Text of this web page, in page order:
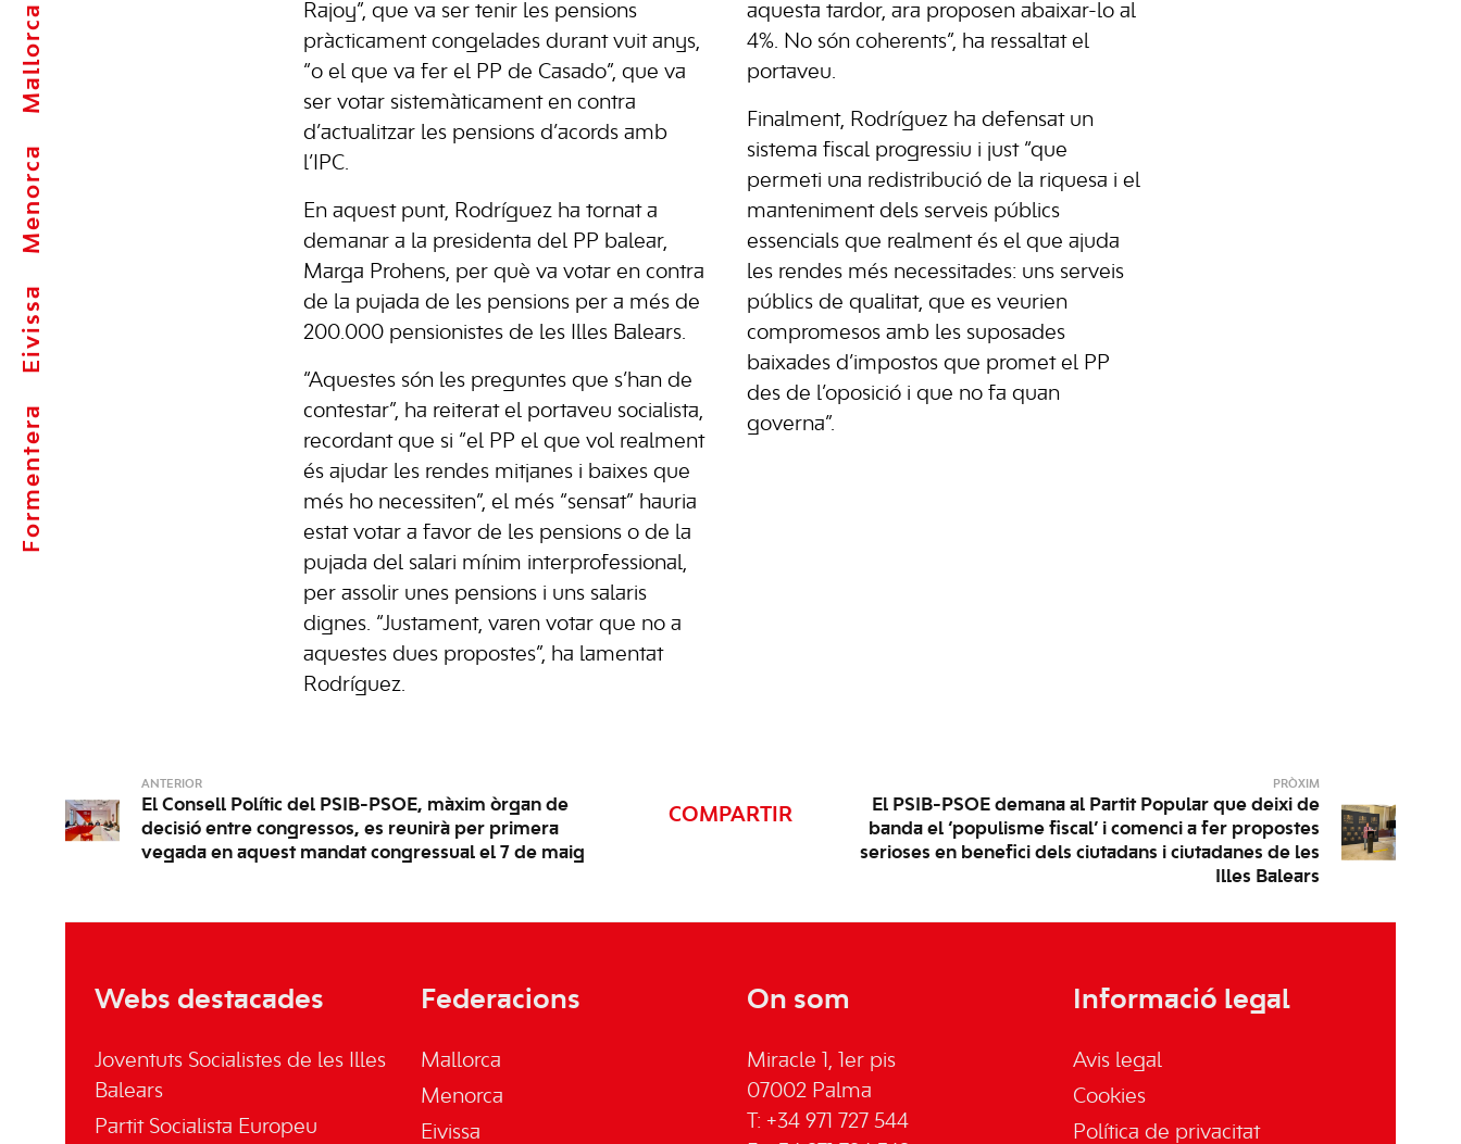
Formentera
Eivissa
Menorca
Mallorca
Rajoy”, que va ser tenir les pensions
pràcticament congelades durant vuit anys,
“o el que va fer el PP de Casado”, que va
ser votar sistemàticament en contra
d’actualitzar les pensions d’acords amb
l’IPC.
En aquest punt, Rodríguez ha tornat a
demanar a la presidenta del PP balear,
Marga Prohens, per què va votar en contra
de la pujada de les pensions per a més de
200.000 pensionistes de les Illes Balears.
“Aquestes són les preguntes que s’han de
contestar”, ha reiterat el portaveu socialista,
recordant que si “el PP el que vol realment
és ajudar les rendes mitjanes i baixes que
més ho necessiten”, el més “sensat” hauria
estat votar a favor de les pensions o de la
pujada del salari mínim interprofessional,
per assolir unes pensions i uns salaris
dignes. “Justament, varen votar que no a
aquestes dues propostes”, ha lamentat
Rodríguez.
aquesta tardor, ara proposen abaixar-lo al
4%. No són coherents”, ha ressaltat el
portaveu.
Finalment, Rodríguez ha defensat un
sistema fiscal progressiu i just “que
permeti una redistribució de la riquesa i el
manteniment dels serveis públics
essencials que realment és el que ajuda
les rendes més necessitades: uns serveis
públics de qualitat, que es veurien
compromesos amb les suposades
baixades d’impostos que promet el PP
des de l’oposició i que no fa quan
governa”.
ANTERIOR
El Consell Polític del PSIB-PSOE, màxim òrgan de
decisió entre congressos, es reunirà per primera
vegada en aquest mandat congressual el 7 de maig
COMPARTIR
PRÒXIM
El PSIB-PSOE demana al Partit Popular que deixi de
banda el ‘populisme fiscal’ i comenci a fer propostes
serioses en benefici dels ciutadans i ciutadanes de les
Illes Balears
Webs destacades
Joventuts Socialistes de les Illes
Balears
Partit Socialista Europeu
Federacions
Mallorca
Menorca
Eivissa
On som
Miracle 1, 1er pis
07002 Palma
T: +34 971 727 544
Informació legal
Avis legal
Cookies
Política de privacitat